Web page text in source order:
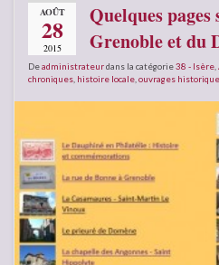
AOÛT
28
2015
Quelques
Grenoble et du
Deadministrateurdans la catégorie38 - Isère
chroniques histoire locale ouvrages